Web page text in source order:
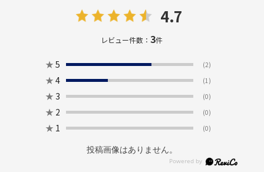
4.7
レビュー件数：3件
★ 5 (2)
★ 4 (1)
★ 3 (0)
★ 2 (0)
★ 1 (0)
投稿画像はありません。